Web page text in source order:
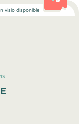
visio disponible